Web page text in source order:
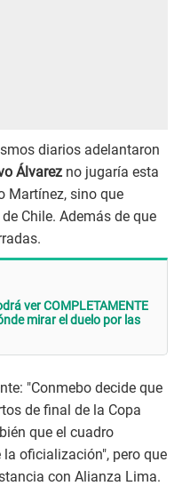
diarios adelantaron
Álvarez no jugaría esta
Martínez, sino que
Chile. Además de que
ver COMPLETAMENTE
mirar el duelo por las
"Conmebo decide que
de final de la Copa
que el cuadro
oficialización", pero que
con Alianza Lima.